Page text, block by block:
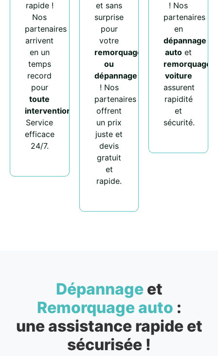
rapide !
Nos
partenaires
arrivent
en un
temps
record
pour
toute
intervention
Service
efficace
24/7.
et sans
surprise
pour
votre
remorquage
ou
dépannage
! Nos
partenaires
offrent
un prix
juste et
devis
gratuit
et
rapide.
! Nos
partenaires
en
dépannage
auto et
remorquage
voiture
assurent
rapidité
et
sécurité.
Dépannageet
Remorquage auto :
une assistance rapide et
sécurisée !